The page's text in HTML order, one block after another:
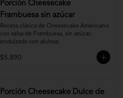
Porción Cheesecake
Frambuesa sin azúcar
Receta clásica de Cheesecake Americano
con salsa de Frambuesa, sin azúcar,
endulzado con alulosa.
$5.890
Porción Cheesecake Dulce de